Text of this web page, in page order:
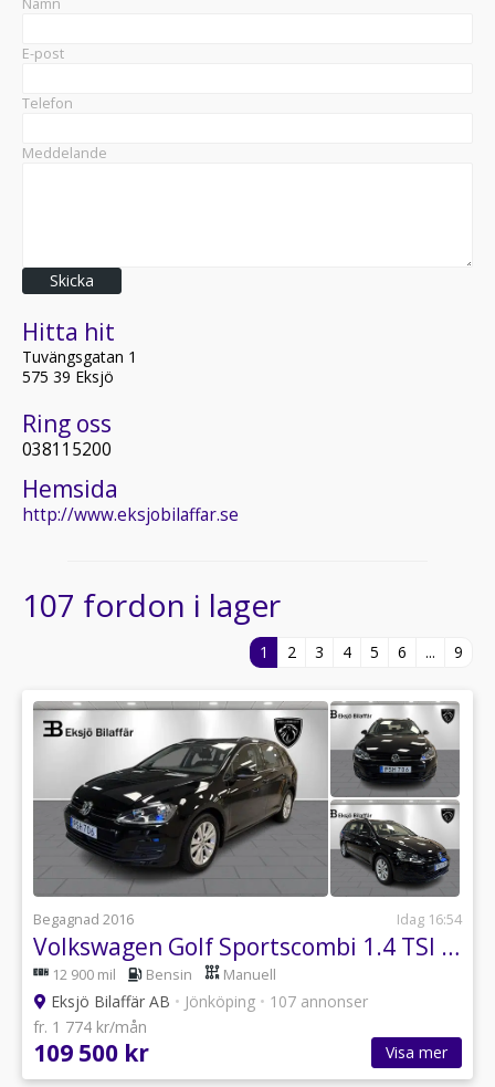
Namn
E-post
Telefon
Meddelande
Skicka
Hitta hit
Tuvängsgatan 1
575 39 Eksjö
Ring oss
038115200
Hemsida
http://www.eksjobilaffar.se
107 fordon i lager
1 2 3 4 5 6 ... 9
Begagnad 2016 Idag 16:54
Volkswagen Golf Sportscombi 1.4 TSI 125hk BMT MultiFuel *Motorvärmare*
12 900 mil Bensin Manuell
Eksjö Bilaffär AB • Jönköping • 107 annonser
fr. 1 774 kr/mån
109 500 kr Visa mer